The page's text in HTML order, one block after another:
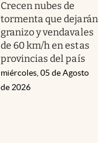
Crecen nubes de
tormenta que dejarán
granizo y vendavales
de 60 km/h en estas
provincias del país
miércoles, 05 de Agosto
de 2026